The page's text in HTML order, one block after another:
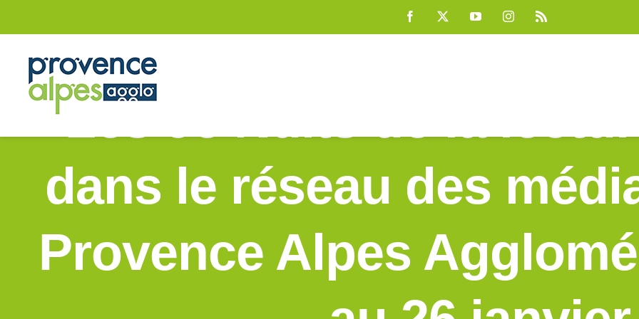
Facebook YouTubeInstagram
Les 9e Nuits de la
dans le réseau des
Provence Alpes